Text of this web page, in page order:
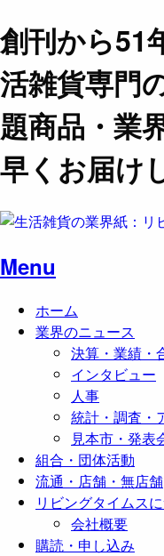
創刊から51
活雑貨専門
題商品・業
早くお届け
Menu
ホーム
業界のニュース
決算・業績・
インタビュー
人事
統計・調査・
見本市・発表
組合・団体活動
流通・店舗・無店舗
リビングタイムス
会社概要
購読・申し込み